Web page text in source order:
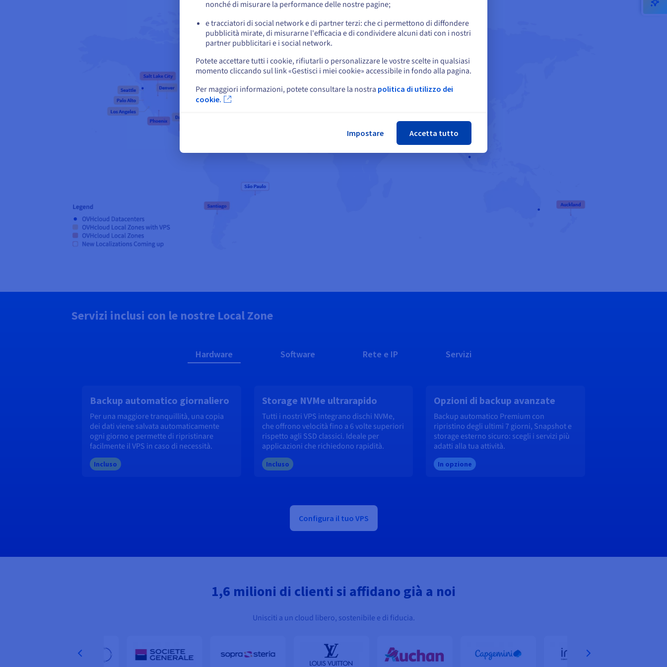
Servizi inclusi con le nostre Local Zone
Hardware Software Rete e IP Servizi
Backup automatico giornaliero
Per una maggiore tranquillità, una copia
dei dati viene salvata automaticamente
ogni giorno e permette di ripristinare
facilmente il VPS in caso di necessità.
Incluso
Storage NVMe ultrarapido
Tutti i nostri VPS integrano dischi NVMe,
che offrono velocità fino a 6 volte superiori
rispetto agli SSD classici. Ideale per
applicazioni che richiedono rapidità.
Incluso
Opzioni di backup avanzate
Backup automatico Premium con
ripristino degli ultimi 7 giorni, Snapshot e
storage esterno sicuro: scegli i servizi più
adatti alla tua attività.
In opzione
Configura il tuo VPS
1,6 milioni di clienti si affidano già a noi
Unisciti a un cloud libero, sostenibile e di fiducia.
Resta sul sito web attuale
Seleziona un altro sito web
nonché di misurare la performance delle nostre pagine;
e tracciatori di social network e di partner terzi: che ci permettono di diffondere
pubblicità mirate, di misurarne l'efficacia e di condividere alcuni dati con i nostri
partner pubblicitari e i social network.
Potete accettare tutti i cookie, rifiutarli o personalizzare le vostre scelte in qualsiasi
momento cliccando sul link «Gestisci i miei cookie» accessibile in fondo alla pagina.
Per maggiori informazioni, potete consultare la nostra politica di utilizzo dei
cookie.
Impostare Accetta tutto